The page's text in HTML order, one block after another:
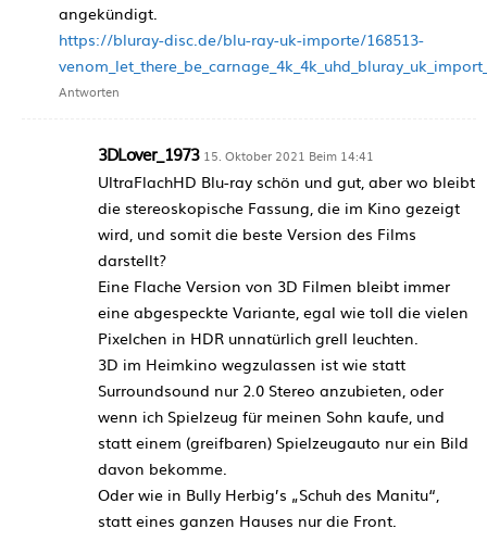
angekündigt.
https://bluray-disc.de/blu-ray-uk-importe/168513-
Antworten
3DLover_1973 15. Oktober 2021 Beim 14:41
UltraFlachHD Blu-ray schön und gut, aber wo bleibt
die stereoskopische Fassung, die im Kino gezeigt
wird, und somit die beste Version des Films
darstellt?
Eine Flache Version von 3D Filmen bleibt immer
eine abgespeckte Variante, egal wie toll die vielen
Pixelchen in HDR unnatürlich grell leuchten.
3D im Heimkino wegzulassen ist wie statt
Surroundsound nur 2.0 Stereo anzubieten, oder
wenn ich Spielzeug für meinen Sohn kaufe, und
statt einem (greifbaren) Spielzeugauto nur ein Bild
davon bekomme.
Oder wie in Bully Herbig’s „Schuh des Manitu“,
statt eines ganzen Hauses nur die Front.